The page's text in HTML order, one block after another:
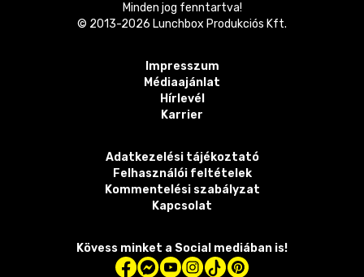
Minden jog fenntartva!
© 2013-2026 Lunchbox Produkciós Kft.
Impresszum
Médiaajánlat
Hírlevél
Karrier
Adatkezelési tájékoztató
Felhasználói feltételek
Kommentelési szabályzat
Kapcsolat
Kövess minket a Social mediában is!